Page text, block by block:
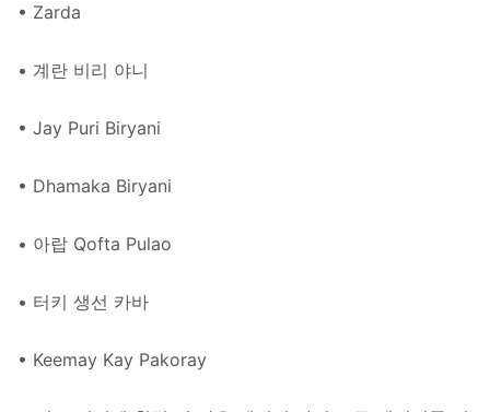
• Zarda
• 계란 비리 야니
• Jay Puri Biryani
• Dhamaka Biryani
• 아랍 Qofta Pulao
• 터키 생선 카바
• Keemay Kay Pakoray